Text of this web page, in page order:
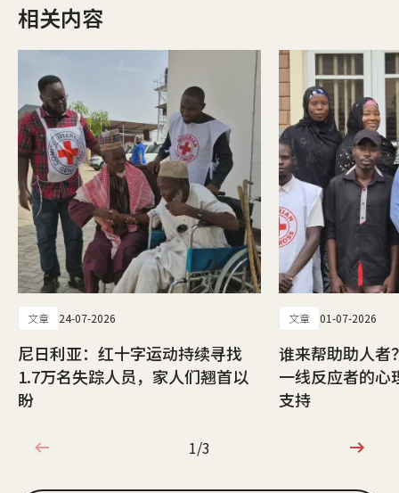
相关内容
文章 24-07-2026
尼日利亚：红十字运动持续寻找
1.7万名失踪人员，家人们翘首以
盼
文章 01-07-2026
谁来帮助助人者
一线反应者的心
支持
1/3
1/3